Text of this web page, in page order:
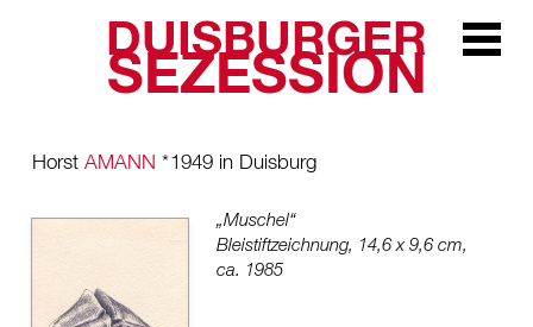
Zur
DUISBURGER
SEZESSION
Horst AMANN *1949 in Duisburg
„Muschel“
Bleistiftzeichnung, 14,6 x 9,6 cm,
ca. 1985